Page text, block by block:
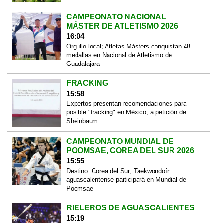
CAMPEONATO NACIONAL
MÁSTER DE ATLETISMO 2026
16:04
Orgullo local; Atletas Másters conquistan 48
medallas en Nacional de Atletismo de
Guadalajara
FRACKING
15:58
Expertos presentan recomendaciones para
posible "fracking" en México, a petición de
Sheinbaum
CAMPEONATO MUNDIAL DE
POOMSAE, COREA DEL SUR 2026
15:55
Destino: Corea del Sur; Taekwondoín
aguascalentense participará en Mundial de
Poomsae
RIELEROS DE AGUASCALIENTES
15:19